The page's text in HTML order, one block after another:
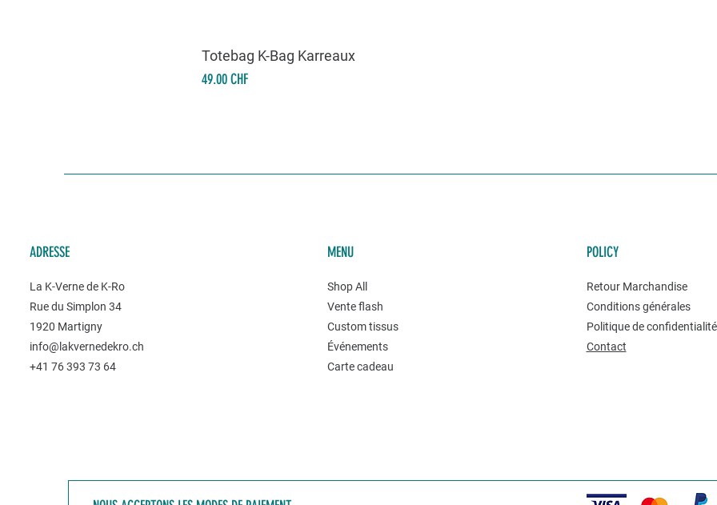
Totebag K-Bag Karreaux
Prix
49.00 CHF
ADRESSE
La K-Verne de K-Ro
Rue du Simplon 34
1920 Martigny
info@lakvernedekro.ch
+41 76 393 73 64
MENU
Shop All
Vente flash
Custom tissus
Événements
Carte cadeau
POLICY
Retour Marchandise
Conditions générales
Politique de
Contact